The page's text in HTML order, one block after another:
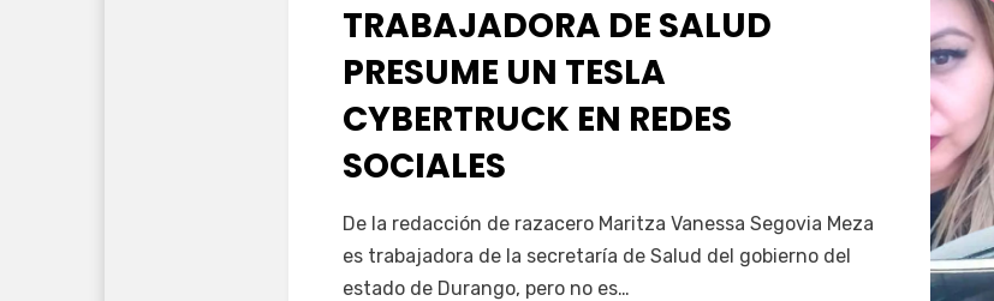
TRABAJADORA DE SALUD
PRESUME UN TESLA
CYBERTRUCK EN REDES
SOCIALES
porFernando Miranda Servín
De la redacción de razacero Maritza Vanessa Segovia Meza
es trabajadora de la secretaría de Salud del gobierno del
estado de Durango, pero no es…